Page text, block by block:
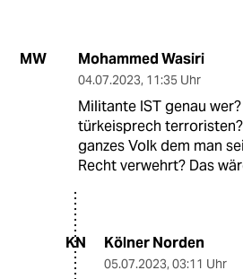
MW Mohammed Wasiri
04.07.2023, 11:35 Uhr
Militante IST genau
türkeisprech
ganzes Volk dem man
Recht verwehrt? Das
KN Kölner Norden
05.07.2023, 03:11 Uhr